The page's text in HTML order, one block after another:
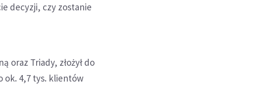
decyzji, czy zostanie
oraz Triady, złożył do
ok. 4,7 tys. klientów